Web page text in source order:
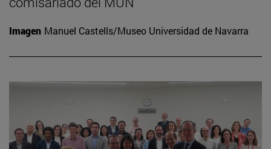
Imagen Manuel Castells/Museo Universidad de Navarra